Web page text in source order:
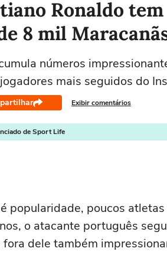
Ronaldo
8 mil
números
mais seguidos do
Exibir comentários
de Sport Life
popularidade, poucos
o atacante português
fora dele também